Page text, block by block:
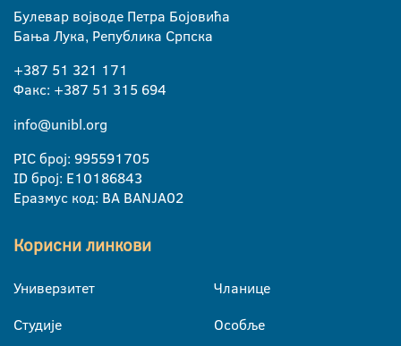
Булевар војводе Петра Бојовића
Бања Лука, Република Српска
+387 51 321 171
Факс: +387 51 315 694
info@unibl.org
PIC број: 995591705
ID број: E10186843
Еразмус код: BA BANJA02
Корисни линкови
Универзитет
Студије
Чланице
Особље